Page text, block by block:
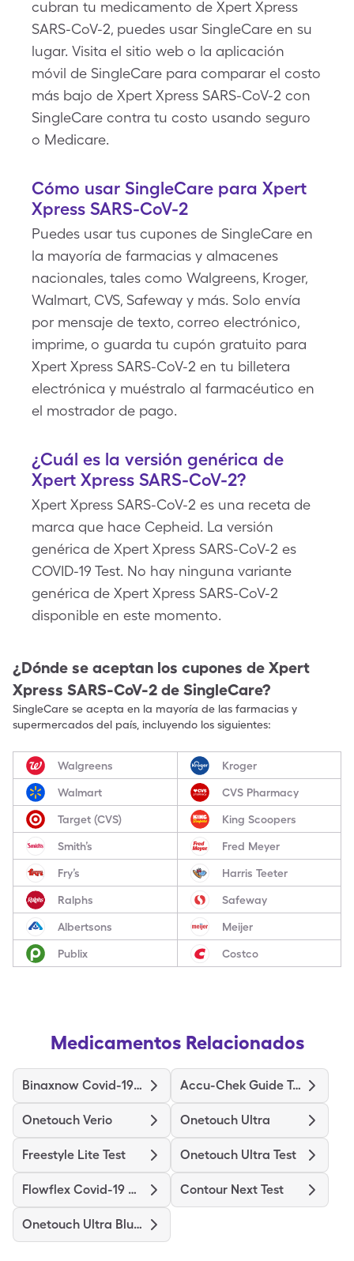
cubran tu medicamento de Xpert Xpress
SARS-CoV-2, puedes usar SingleCare en su
lugar. Visita el sitio web o la aplicación
móvil de SingleCare para comparar el costo
más bajo de Xpert Xpress SARS-CoV-2 con
SingleCare contra tu costo usando seguro
o Medicare.
Cómo usar SingleCare para Xpert
Xpress SARS-CoV-2
Puedes usar tus cupones de SingleCare en
la mayoría de farmacias y almacenes
nacionales, tales como Walgreens, Kroger,
Walmart, CVS, Safeway y más. Solo envía
por mensaje de texto, correo electrónico,
imprime, o guarda tu cupón gratuito para
Xpert Xpress SARS-CoV-2 en tu billetera
electrónica y muéstralo al farmacéutico en
el mostrador de pago.
¿Cuál es la versión genérica de
Xpert Xpress SARS-CoV-2?
Xpert Xpress SARS-CoV-2 es una receta de
marca que hace Cepheid. La versión
genérica de Xpert Xpress SARS-CoV-2 es
COVID-19 Test. No hay ninguna variante
genérica de Xpert Xpress SARS-CoV-2
disponible en este momento.
¿Dónde se aceptan los cupones de Xpert
Xpress SARS-CoV-2 de SingleCare?
SingleCare se acepta en la mayoría de las farmacias y
supermercados del país, incluyendo los siguientes:
Walgreens Kroger
Walmart CVS Pharmacy
Target (CVS) King Scoopers
Smith’s Fred Meyer
Fry’s Harris Teeter
Ralphs Safeway
Albertsons Meijer
Publix Costco
Medicamentos Relacionados
Binaxnow Covid-19 Ag Home Test Accu-Chek Guide Test
Onetouch Verio Onetouch Ultra
Freestyle Lite Test Onetouch Ultra Test
Flowflex Covid-19 Ag Home Test Contour Next Test
Onetouch Ultra Blue Test